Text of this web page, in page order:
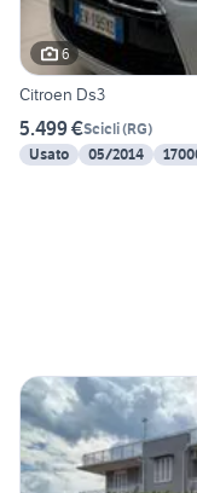
6
Citroen Ds3
5.499 €Scicli(RG)
Usato
05/2014